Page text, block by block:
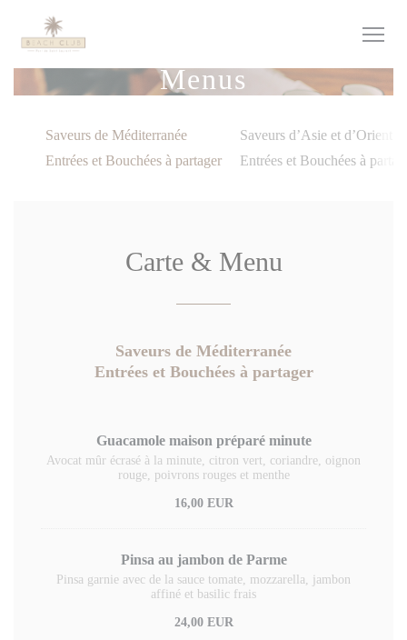
Menus
Saveurs de Méditerranée
Entrées et Bouchées à partager
Saveurs d’Asie et d’Orient
Entrées et Bouchées à
Carte & Menu
Saveurs de Méditerranée
Entrées et Bouchées à partager
Guacamole maison préparé minute
Avocat mûr écrasé à la minute, citron vert, coriandre, oignon
rouge, poivrons rouges et menthe
16,00 EUR
Pinsa au jambon de Parme
Pinsa garnie avec de la sauce tomate, mozzarella, jambon
affiné et basilic frais
24,00 EUR